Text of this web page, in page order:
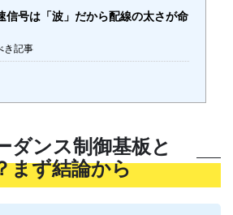
信号は「波」だから配線の太さが命
き記事
ダンス制御基板と
まず結論から